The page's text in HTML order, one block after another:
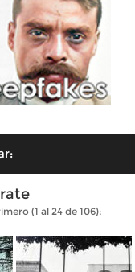
(1 al 24 de 106):